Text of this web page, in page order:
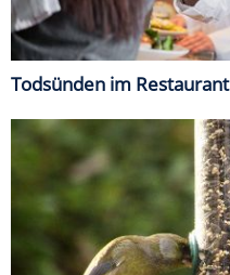
Todsünden im Restaurant